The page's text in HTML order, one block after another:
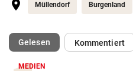
Müllendorf Burgenland
Gelesen(ausgewählt)Kommentiert
MEDIEN